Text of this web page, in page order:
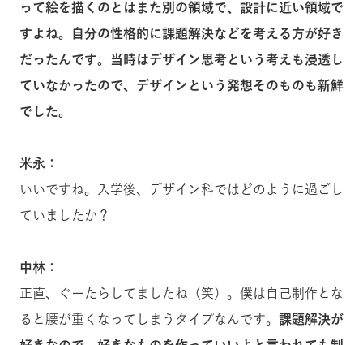
って絵を描くのとはまた別の領域で、設計に近い領域で
すよね。自分の性格的に課題解決などを考える方が好き
だったんです。当時はデザイン思考という考えも浸透し
ていなかったので、デザインという発想そのものも新鮮
でした。
米永：
いいですね。入学後、デザイン科ではどのように過ごし
ていましたか？
中林：
正直、ぐーたらしてましたね（笑）。僕は自己制作とな
ると腰が重くなってしまうタイプなんです。 課題解決が